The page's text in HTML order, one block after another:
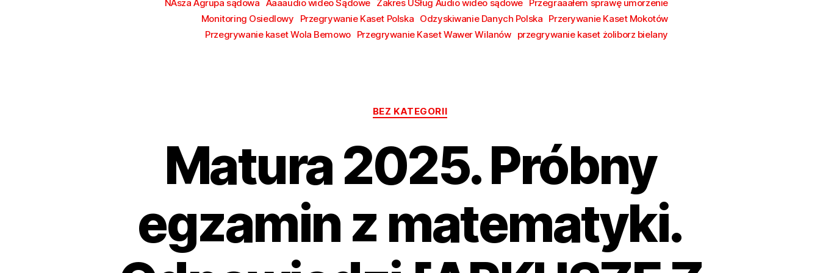
NAsza Agrupa sądowa Aaaaudio wideo Sądowe Zakres USług Audio wideo sądowe
Przegraaałem sprawę umorzenie
Monitoring Osiedlowy
Przegrywanie Kaset Polska Odzyskiwanie Danych Polska Przerywanie Kaset Mokotów
Przegrywanie kaset Wola Bemowo Przegrywanie Kaset Wawer Wilanów przegrywanie kaset żoliborz bielany
Kategorie
BEZ KATEGORII
Matura 2025. Próbny
egzamin z matematyki.